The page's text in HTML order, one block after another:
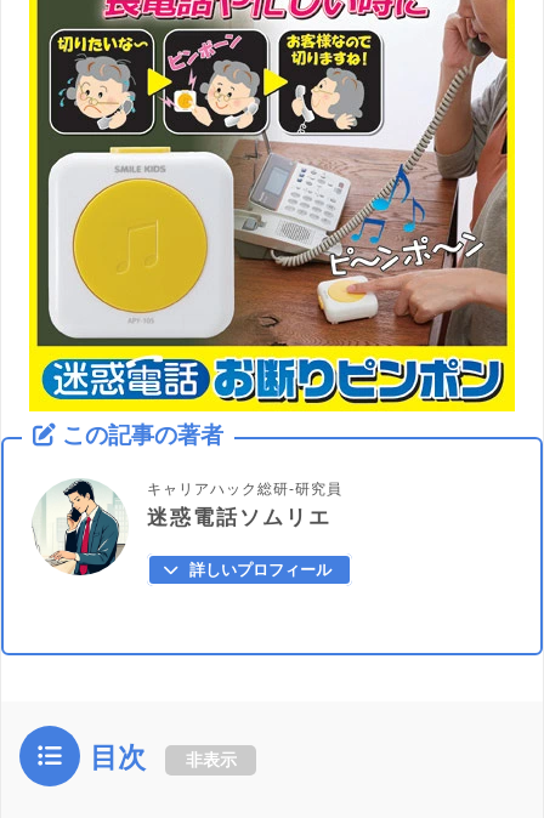
この記事の著者
キャリアハック総研-研究員
迷惑電話ソムリエ
詳しいプロフィール
目次 非表示